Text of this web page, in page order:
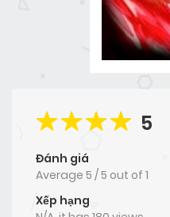
5
Đánh giá
Average 5 /5 out of 1
Xếp hạng